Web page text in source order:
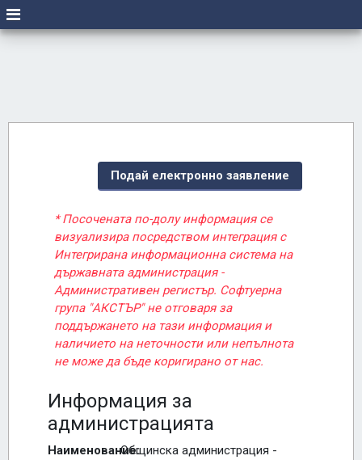
Подай електронно заявление
* Посочената по-долу информация се
визуализира посредством интеграция с
Интегрирана информационна система на
държавната администрация -
Административен регистър. Софтуерна
група "АКСТЪР" не отговаря за
поддържането на тази информация и
наличието на неточности или непълнота
не може да бъде коригирано от нас.
Информация за
администрацията
Наименование:Общинска администрация -